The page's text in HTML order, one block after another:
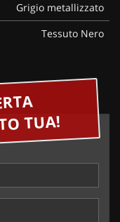
Grigio metallizzato
Tessuto Nero
TUA!